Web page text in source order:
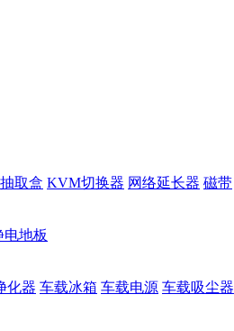
取盒 KVM切换器 网络延长器 磁带
电地板
化器 车载冰箱 车载电源 车载吸尘器